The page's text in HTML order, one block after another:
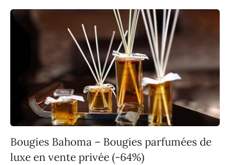
Bougies Bahoma – Bougies parfumées de
luxe en vente privée (-64%)